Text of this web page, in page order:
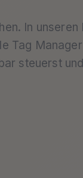
In
Tag
steuerst